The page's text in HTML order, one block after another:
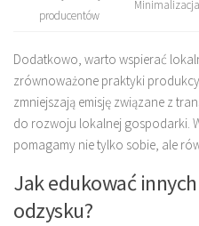
producentów
Dodatkowo, warto wspierać
zrównoważone praktyki
zmniejszają emisję związane z
do rozwoju lokalnej gospodarki.
pomagamy nie tylko sobie, ale
Jak edukować
odzysku?